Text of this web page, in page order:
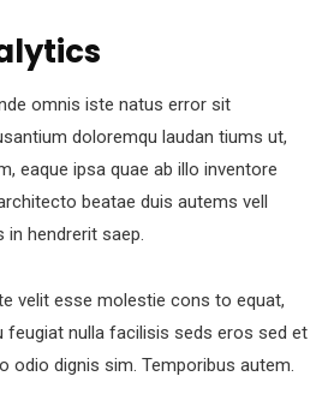
omnis iste natus error sit
doloremqu laudan tiums ut,
eaque ipsa quae ab illo inventore
beatae duis autems vell
in hendrerit saep.
velit esse molestie cons to equat,
feugiat nulla facilisis seds eros sed et
odio dignis sim. Temporibus autem.